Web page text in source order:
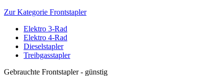
Zur Kategorie Frontstapler
Elektro 3-Rad
Elektro 4-Rad
Dieselstapler
Treibgasstapler
Gebrauchte Frontstapler - günstig